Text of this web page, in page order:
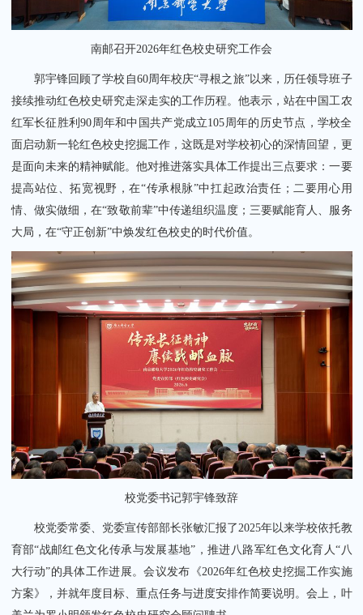
南邮召开2026年红色校史研究工作会
郭宇锋回顾了学校自60周年校庆“寻根之旅”以来，历任领导班子
接续推动红色校史研究走深走实的工作历程。他表示，站在中国工农
红军长征胜利90周年和中国共产党成立105周年的历史节点，学校全
面启动新一轮红色校史挖掘工作，这既是对学校初心的深情回望，更
是面向未来的精神赋能。 他对推进落实具体工作提出三点要求：一要
提高站位、拓宽视野，在“传承根脉”中扛起政治责任；二要用心用
情、做实做细，在“致敬前辈”中传递组织温度；三要赋能育人、服务
大局，在“守正创新”中焕发红色校史的时代价值。
校党委书记郭宇锋致辞
校党委常委、党委宣传部部长张敏汇报了2025年以来学校依托教
育部“战邮红色文化传承与发展基地”，推进八路军红色文化育人“八
大行动”的具体工作进展。会议发布《2026年红色校史挖掘工作实施
方案》，并就年度目标、重点任务与进度安排作简要说明。会上，叶